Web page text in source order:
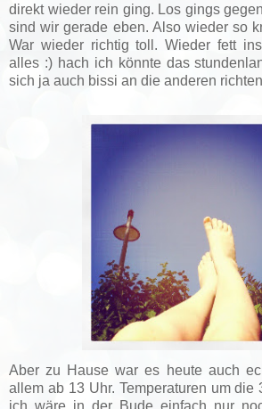
direkt wieder rein ging. Los gings
sind wir gerade eben. Also wieder so
War wieder richtig toll. Wieder fett
alles :) hach ich könnte das
sich ja auch bissi an die anderen
Aber zu Hause war es heute auch
allem ab 13 Uhr. Temperaturen um die
ich wäre in der Bude einfach nur